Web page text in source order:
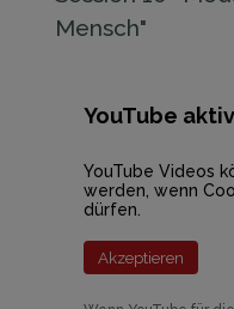
Mensch"
YouTube
YouTube Videos
werden, wenn
dürfen.
Akzeptieren